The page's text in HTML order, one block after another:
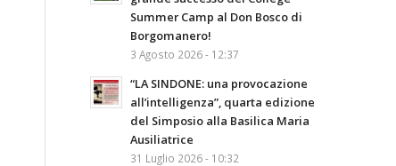
Summer Camp al Don Bosco di
Borgomanero!
3 Agosto 2026 - 12:37
“LA SINDONE: una provocazione
all’intelligenza”, quarta edizione
del Simposio alla Basilica Maria
Ausiliatrice
31 Luglio 2026 - 10:32